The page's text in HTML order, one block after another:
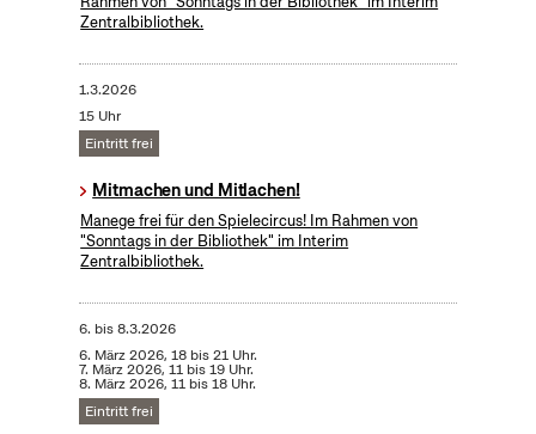
Zentralbibliothek.
1.3.2026
15 Uhr
Eintritt frei
Mitmachen und Mitlachen!
Manege frei für den Spielecircus! Im Rahmen von
"Sonntags in der Bibliothek" im Interim
Zentralbibliothek.
6. bis8.3.2026
6. März 2026, 18 bis 21 Uhr.
7. März 2026, 11 bis 19 Uhr.
8. März 2026, 11 bis 18 Uhr.
Eintritt frei